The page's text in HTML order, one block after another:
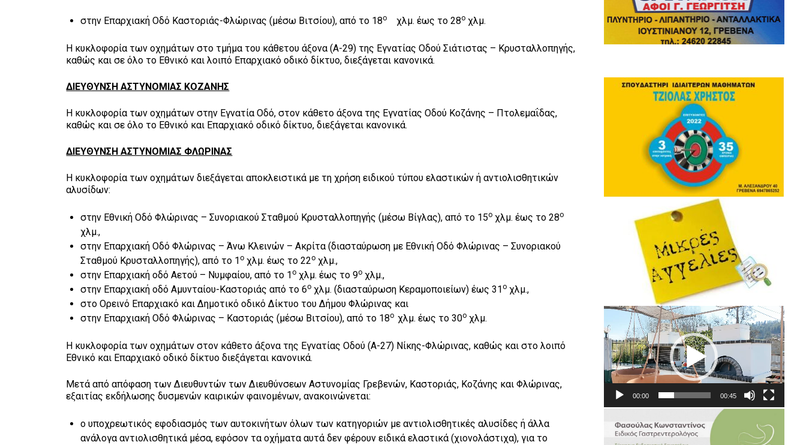
στην Επαρχιακή Οδό Καστοριάς-Φλώρινας (μέσω Βιτσίου), από το 18ο χλμ. έως το 28ο χλμ.
Η κυκλοφορία των οχημάτων στο τμήμα του κάθετου άξονα (Α-29) της Εγνατίας Οδού Σιάτιστας – Κρυσταλλοπηγής,
καθώς και σε όλο το Εθνικό και λοιπό Επαρχιακό οδικό δίκτυο, διεξάγεται κανονικά.
ΔΙΕΥΘΥΝΣΗ ΑΣΤΥΝΟΜΙΑΣ ΚΟΖΑΝΗΣ
Η κυκλοφορία των οχημάτων στην Εγνατία Οδό, στον κάθετο άξονα της Εγνατίας Οδού Κοζάνης – Πτολεμαΐδας,
καθώς και σε όλο το Εθνικό και Επαρχιακό οδικό δίκτυο, διεξάγεται κανονικά.
ΔΙΕΥΘΥΝΣΗ ΑΣΤΥΝΟΜΙΑΣ ΦΛΩΡΙΝΑΣ
Η κυκλοφορία των οχημάτων διεξάγεται αποκλειστικά με τη χρήση ειδικού τύπου ελαστικών ή αντιολισθητικών
αλυσίδων:
στην Εθνική Οδό Φλώρινας – Συνοριακού Σταθμού Κρυσταλλοπηγής (μέσω Βίγλας), από το 15ο χλμ. έως το 28ο
χλμ.,
στην Επαρχιακή Οδό Φλώρινας – Άνω Κλεινών – Ακρίτα (διασταύρωση με Εθνική Οδό Φλώρινας – Συνοριακού
Σταθμού Κρυσταλλοπηγής), από το 1ο χλμ. έως το 22ο χλμ.,
στην Επαρχιακή οδό Αετού – Νυμφαίου, από το 1ο χλμ. έως το 9ο χλμ.,
στην Επαρχιακή οδό Αμυνταίου-Καστοριάς από το 6ο χλμ. (διασταύρωση Κεραμοποιείων) έως 31ο χλμ.,
στο Ορεινό Επαρχιακό και Δημοτικό οδικό Δίκτυο του Δήμου Φλώρινας και
στην Επαρχιακή Οδό Φλώρινας – Καστοριάς (μέσω Βιτσίου), από το 18οχλμ. έως το 30ο χλμ.
Η κυκλοφορία των οχημάτων στον κάθετο άξονα της Εγνατίας Οδού (Α-27) Νίκης-Φλώρινας, καθώς και στο λοιπό
Εθνικό και Επαρχιακό οδικό δίκτυο διεξάγεται κανονικά.
Μετά από απόφαση των Διευθυντών των Διευθύνσεων Αστυνομίας Γρεβενών, Καστοριάς, Κοζάνης και Φλώρινας,
εξαιτίας εκδήλωσης δυσμενών καιρικών φαινομένων, ανακοινώνεται:
ο υποχρεωτικός εφοδιασμός των αυτοκινήτων όλων των κατηγοριών με αντιολισθητικές αλυσίδες ή άλλα
ανάλογα αντιολισθητικά μέσα, εφόσον τα οχήματα αυτά δεν φέρουν ειδικά ελαστικά (χιονολάστιχα), για το
Πρόγραμμα
Αναπαραγωγής
Βίντεο
00:00 00:45